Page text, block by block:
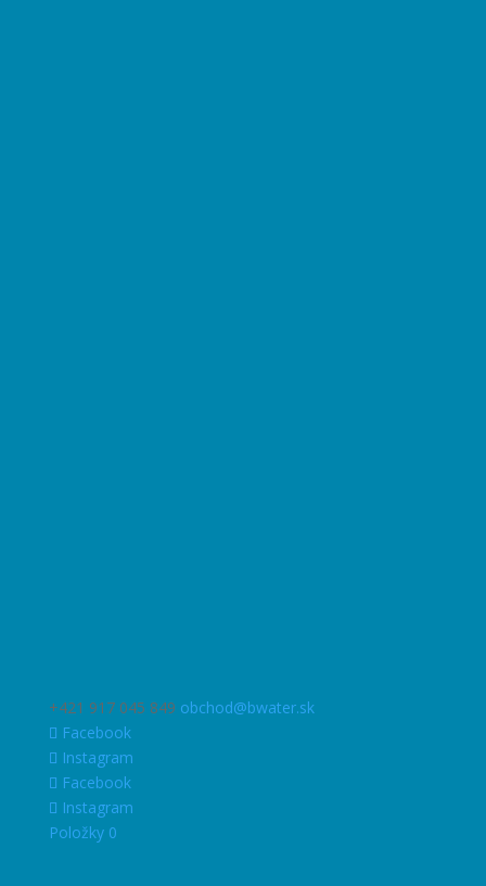
+421 917 045 849 obchod@bwater.sk
Facebook
Instagram
Facebook
Instagram
Položky 0